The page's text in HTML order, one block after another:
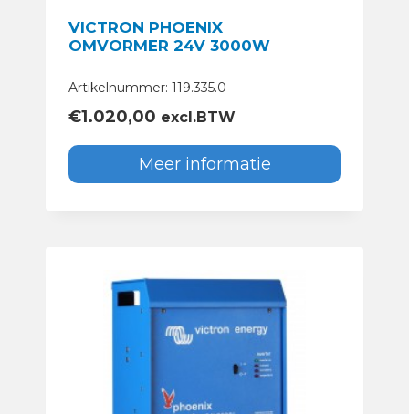
VICTRON PHOENIX
OMVORMER 24V 3000W
Artikelnummer: 119.335.0
€1.020,00 excl.BTW
Meer informatie